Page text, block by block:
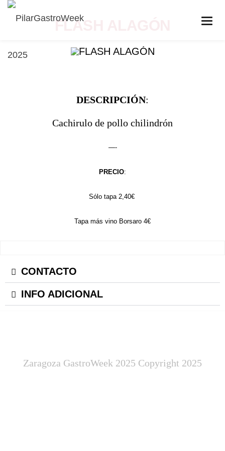
FLASH ALAGÓN
DESCRIPCIÓN:
Cachirulo de pollo chilindrón
—-
PRECIO:
Sólo tapa 2,40€
Tapa más vino Borsaro 4€
CONTACTO
INFO ADICIONAL
Zaragoza GastroWeek 2025 Copyright 2025